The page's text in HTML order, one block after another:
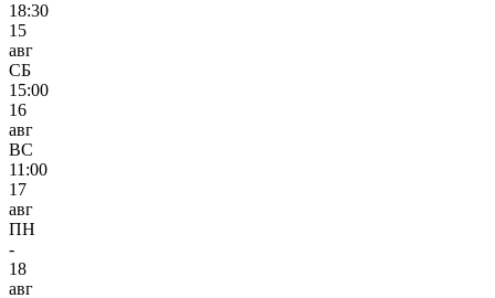
18:30
15
авг
СБ
15:00
16
авг
ВС
11:00
17
авг
ПН
-
18
авг